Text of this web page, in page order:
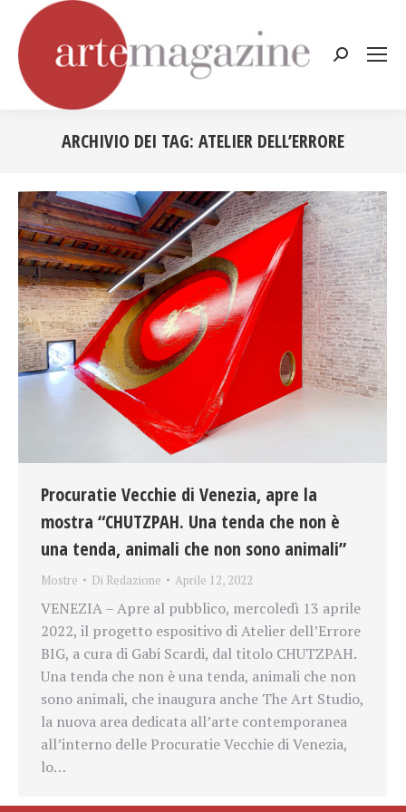
Cerca:
ARCHIVIO DEI TAG: ATELIER DELL’ERRORE
Procuratie Vecchie di Venezia, apre la
mostra “CHUTZPAH. Una tenda che non è
una tenda, animali che non sono animali”
Mostre Di Redazione Aprile 12, 2022
VENEZIA – Apre al pubblico, mercoledì 13 aprile
2022, il progetto espositivo di Atelier dell’Errore
BIG, a cura di Gabi Scardi, dal titolo CHUTZPAH.
Una tenda che non è una tenda, animali che non
sono animali, che inaugura anche The Art Studio,
la nuova area dedicata all’arte contemporanea
all’interno delle Procuratie Vecchie di Venezia,
lo…